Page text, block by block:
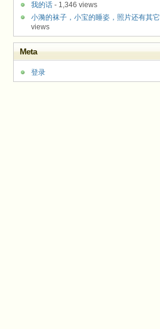
我的话 - 1,346 views
小漪的袜子，小宝的睡姿，照片还有其它
views
Meta
登录